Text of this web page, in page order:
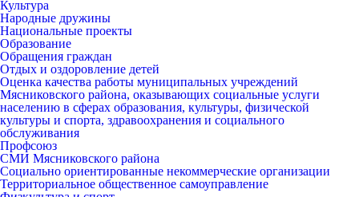
Культура
Народные дружины
Национальные проекты
Образование
Обращения граждан
Отдых и оздоровление детей
Оценка качества работы муниципальных учреждений
Мясниковского района, оказывающих социальные услуги
населению в сферах образования, культуры, физической
культуры и спорта, здравоохранения и социального
обслуживания
Профсоюз
СМИ Мясниковского района
Социально ориентированные некоммерческие организации
Территориальное общественное самоуправление